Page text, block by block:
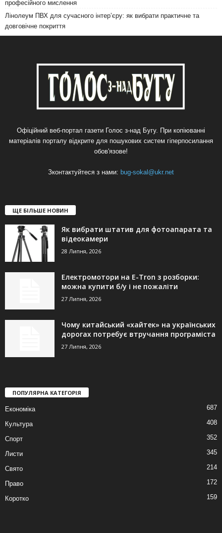
професійного мислення
Лінолеум ПВХ для сучасного інтер’єру: як вибрати практичне та
довговічне покриття
Офіційний веб-портал газети Голос з-над Бугу. При копіюванні
матеріалів порталу відкрите для пошукових систем гіперпосилання
обов'язове!
Зконтактуйтеся з нами: bug-sokal@ukr.net
ЩЕ БІЛЬШЕ НОВИН
Як вибрати штатив для фотоапарата та
відеокамери
28 Липня, 2026
Електромотори на E-Tron з розборки:
можна купити б/у і не пожаліти
27 Липня, 2026
Чому китайський «хайтек» на українських
дорогах потребує втручання програміста
27 Липня, 2026
ПОПУЛЯРНА КАТЕГОРІЯ
Економіка 687
Культура 408
Спорт 352
Листи 345
Свято 214
Право 172
Коротко 159